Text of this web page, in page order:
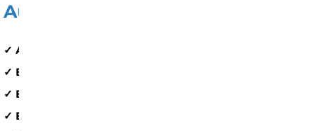
Ausstattung / Merkmale
✓ Abstellraum
✓ Badewanne
✓ Barrierefrei
✓ Einbauküche